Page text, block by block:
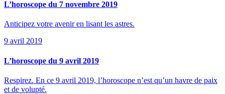
L’horoscope du 7 novembre 2019
Anticipez votre avenir en lisant les astres.
9 avril 2019
L’horoscope du 9 avril 2019
Respirez. En ce 9 avril 2019, l’horoscope n’est qu’un havre de paix
et de volupté.